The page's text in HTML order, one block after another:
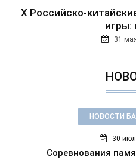
Х Российско-
игры:
31
НОВОСТИ
30
Соревнования